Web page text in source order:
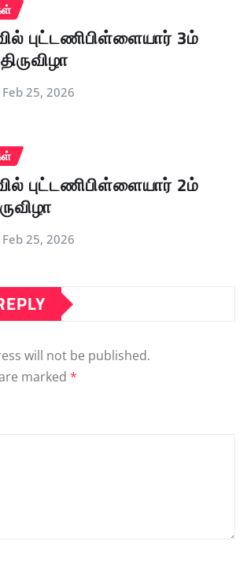
புட்டணிபிள்ளையார் 3ம்
Feb 25, 2026
புட்டணிபிள்ளையார் 2ம்
Feb 25, 2026
will not be published.
marked *